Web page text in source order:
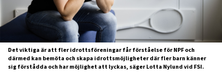
Det viktiga är att fler idrottsföreningar får förståelse för NPF och
därmed kan bemöta och skapa idrottsmöjligheter där fler barn känner
sig förstådda och har möjlighet att lyckas, säger Lotta Nylund vid FSI.